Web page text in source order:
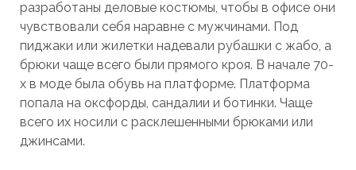
разработаны деловые костюмы, чтобы в офисе они
чувствовали себя наравне с мужчинами. Под
пиджаки или жилетки надевали рубашки с жабо, а
брюки чаще всего были прямого кроя. В начале 70-
х в моде была обувь на платформе. Платформа
попала на оксфорды, сандалии и ботинки. Чаще
всего их носили с расклешенными брюками или
джинсами.